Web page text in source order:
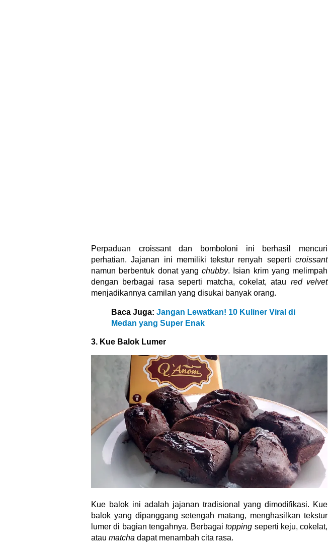
Baca Juga:Jangan Lewatkan! 10 Kuliner Viral di
Medan yang Super Enak
3. Kue Balok Lumer
Kue balok ini adalah jajanan tradisional yang dimodifikasi. Kue
balok yang dipanggang setengah matang, menghasilkan tekstur
lumer di bagian tengahnya. Berbagai toppingseperti keju, cokelat,
matchadapat menambah cita rasa.